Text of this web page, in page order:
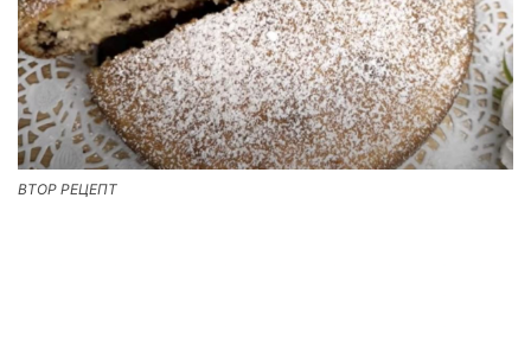
ВТОР РЕЦЕПТ